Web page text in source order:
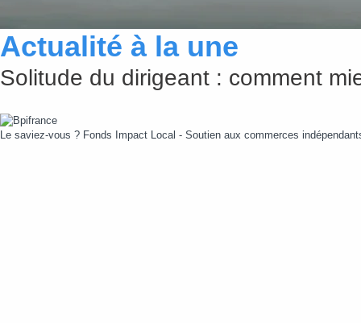
Actualité à la une
Solitude du dirigeant : comment
Le saviez-vous ? Fonds Impact Local - Soutien aux commerces